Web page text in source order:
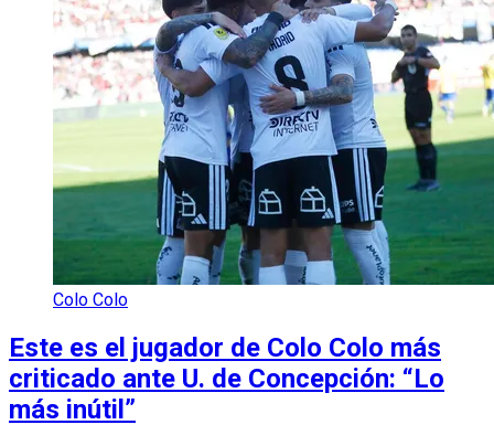
Colo Colo
Este es el jugador de Colo Colo más
criticado ante U. de Concepción: “Lo
más inútil”